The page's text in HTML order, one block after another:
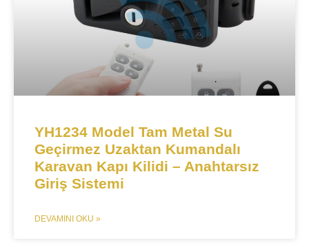
YH1234 Model Tam Metal Su
Geçirmez Uzaktan Kumandalı
Karavan Kapı Kilidi – Anahtarsız
Giriş Sistemi
DEVAMINI OKU »